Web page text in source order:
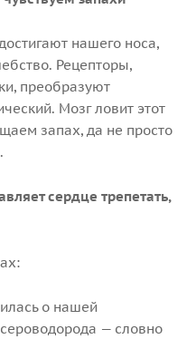
нашего носа,
Рецепторы,
преобразуют
Мозг ловит этот
запах, да не просто
сердце трепетать,
о нашей
— словно